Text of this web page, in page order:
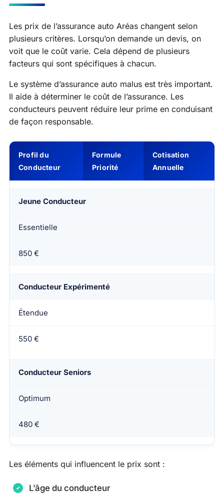
Les prix de l’assurance auto Aréas changent selon
plusieurs critères. Lorsqu’on demande un devis, on
voit que le coût varie. Cela dépend de plusieurs
facteurs qui sont spécifiques à chacun.
Le système d’assurance auto malus est très important.
Il aide à déterminer le coût de l’assurance. Les
conducteurs peuvent réduire leur prime en conduisant
de façon responsable.
Profil du
Conducteur
Formule
Priorité
Cotisation
Annuelle
Jeune Conducteur
Essentielle
850 €
Conducteur Expérimenté
Étendue
550 €
Conducteur Seniors
Optimum
480 €
Les éléments qui influencent le prix sont :
L’âge du conducteur